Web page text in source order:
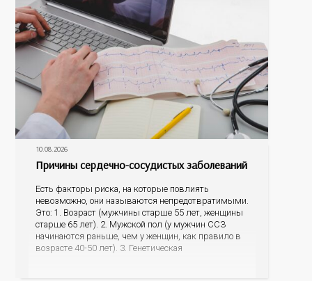
10.08.2026
Причины сердечно-сосудистых заболеваний
Есть факторы риска, на которые повлиять
невозможно, они называются непредотвратимыми.
Это: 1. Возраст (мужчины старше 55 лет, женщины
старше 65 лет). 2. Мужской пол (у мужчин ССЗ
начинаются раньше, чем у женщин, как правило в
возрасте 40-50 лет). 3. Генетическая